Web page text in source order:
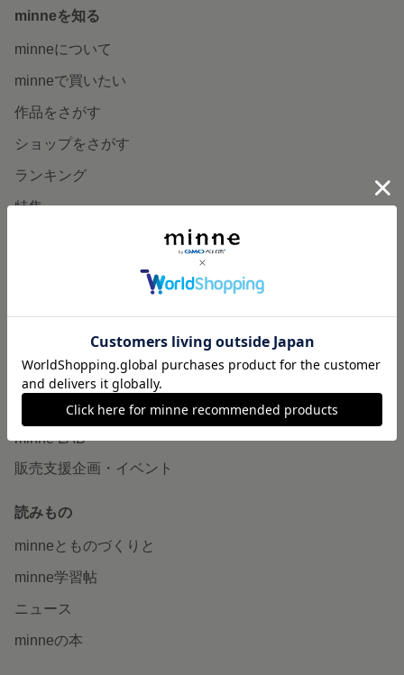
minneを知る
minneについて
minneで買いたい
作品をさがす
ショップをさがす
ランキング
特集
食品販売
ヴィンテージ販売
ダウンロード販売
minne PLUS
minne LAB
販売支援企画・イベント
読みもの
minneとものづくりと
minne学習帖
ニュース
minneの本